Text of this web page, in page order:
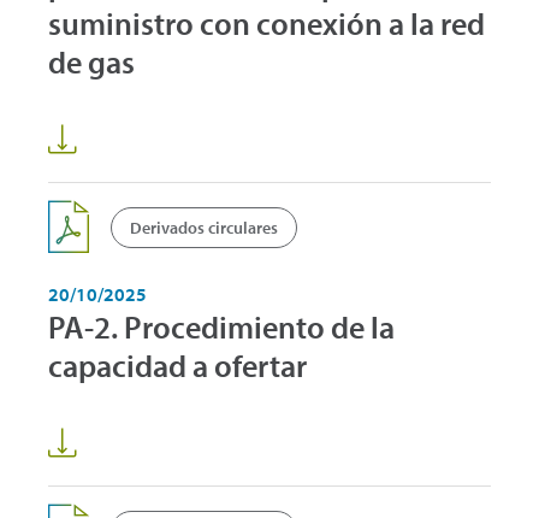
suministro con conexión a la red
de gas
Derivados circulares
20/10/2025
PA-2. Procedimiento de la
capacidad a ofertar